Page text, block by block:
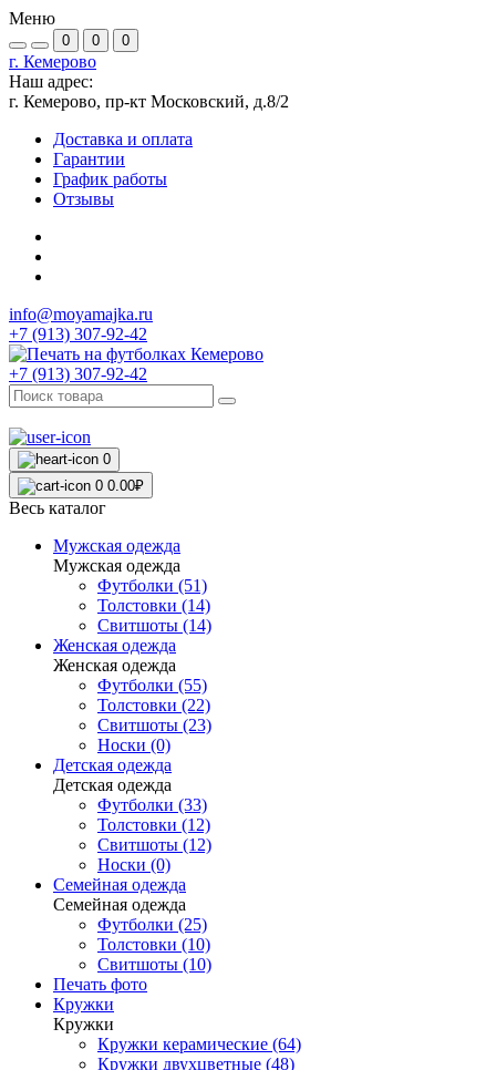
Меню
0 0 0
г. Кемерово
Наш адрес:
г. Кемерово, пр-кт Московский, д.8/2
Доставка и оплата
Гарантии
График работы
Отзывы
info@moyamajka.ru
+7 (913) 307-92-42
+7 (913) 307-92-42
0
0 0.00₽
Весь каталог
Мужская одежда
Мужская одежда
Футболки (51)
Толстовки (14)
Свитшоты (14)
Женская одежда
Женская одежда
Футболки (55)
Толстовки (22)
Свитшоты (23)
Носки (0)
Детская одежда
Детская одежда
Футболки (33)
Толстовки (12)
Свитшоты (12)
Носки (0)
Семейная одежда
Семейная одежда
Футболки (25)
Толстовки (10)
Свитшоты (10)
Печать фото
Кружки
Кружки
Кружки керамические (64)
Кружки двухцветные (48)